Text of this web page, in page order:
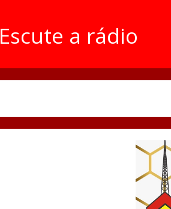
Escute a rádio